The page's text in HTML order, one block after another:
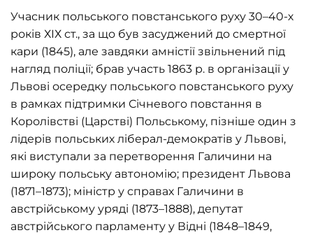
Учасник польського повстанського руху 30–40-х
років ХІХ ст., за що був засуджений до смертної
кари (1845), але завдяки амністії звільнений під
нагляд поліції; брав участь 1863 р. в організації у
Львові осередку польського повстанського руху
в рамках підтримки Січневого повстання в
Королівстві (Царстві) Польському, пізніше один з
лідерів польських ліберал-демократів у Львові,
які виступали за перетворення Галичини на
широку польську автономію; президент Львова
(1871–1873); міністр у справах Галичини в
австрійському уряді (1873–1888), депутат
австрійського парламенту у Відні (1848–1849,